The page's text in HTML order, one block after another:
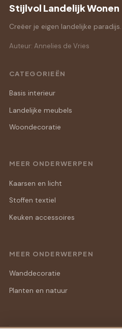
Stijlvol Landelijk Wonen
Creëer je eigen landelijke paradijs.
Auteur: Annelies de Vries
CATEGORIEËN
Basis interieur
Landelijke meubels
Woondecoratie
MEER ONDERWERPEN
Kaarsen en licht
Stoffen textiel
Keuken accessoires
MEER ONDERWERPEN
Wanddecoratie
Planten en natuur